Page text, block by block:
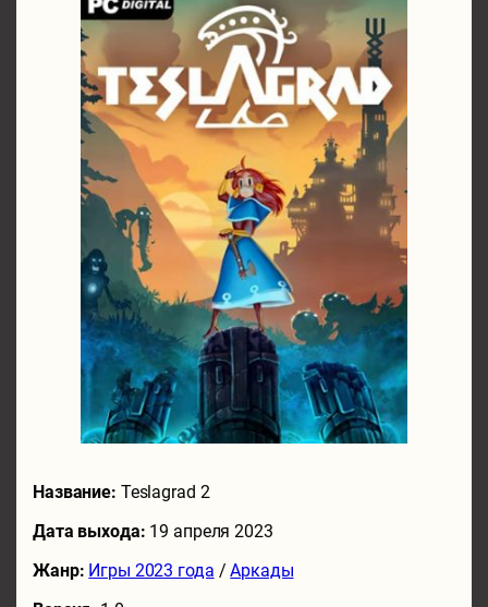
Название: Teslagrad 2
Дата выхода: 19 апреля 2023
Жанр: Игры 2023 года /Аркады